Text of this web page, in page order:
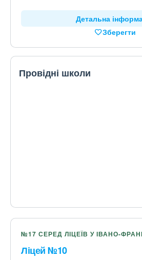
Детальна
Зберегти
Провідні школи
№17 СЕРЕД ЛІЦЕЇВ У ІВАНО-
Ліцей №10